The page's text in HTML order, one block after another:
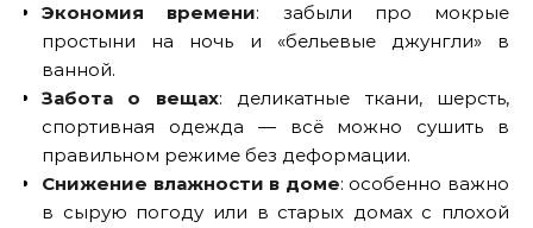
Экономия времени: забыли про мокрые
простыни на ночь и «бельевые джунгли» в
ванной.
Забота о вещах: деликатные ткани, шерсть,
спортивная одежда — всё можно сушить в
правильном режиме без деформации.
Снижение влажности в доме: особенно важно
в сырую погоду или в старых домах с плохой